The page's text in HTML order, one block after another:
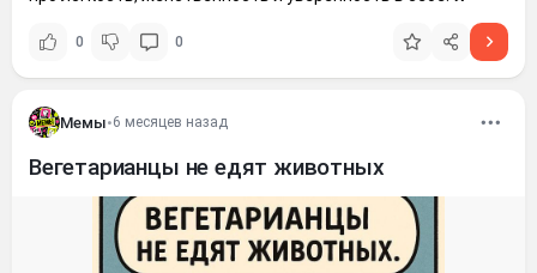
0 0
Мемы•6 месяцев назад
Вегетарианцы не едят животных